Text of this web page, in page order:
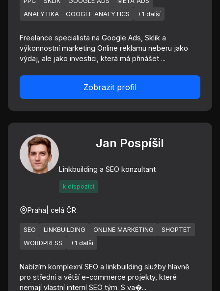
ANALYTIKA - GOOGLE ANALYTICS
+1 další
Freelance specialista na Google Ads, Sklik a
výkonnostní marketing Online reklamu neberu jako
výdaj, ale jako investici, která má přinášet ...
Zobrazit profil
Jan Pospíšil
Linkbuilding a SEO konzultant
k dispozici
Praha | celá ČR
SEO LINKBUILDING ONLINE MARKETING
SHOPTET
WORDPRESS
+1 další
Nabízím komplexní SEO a linkbuilding služby hlavně
pro střední a větší e-commerce projekty, které
nemají vlastní interní SEO tým. S va�...